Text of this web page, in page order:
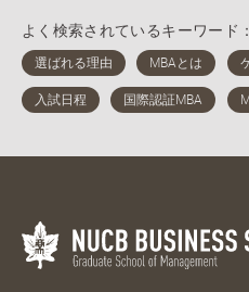
よく検索されているキーワード：